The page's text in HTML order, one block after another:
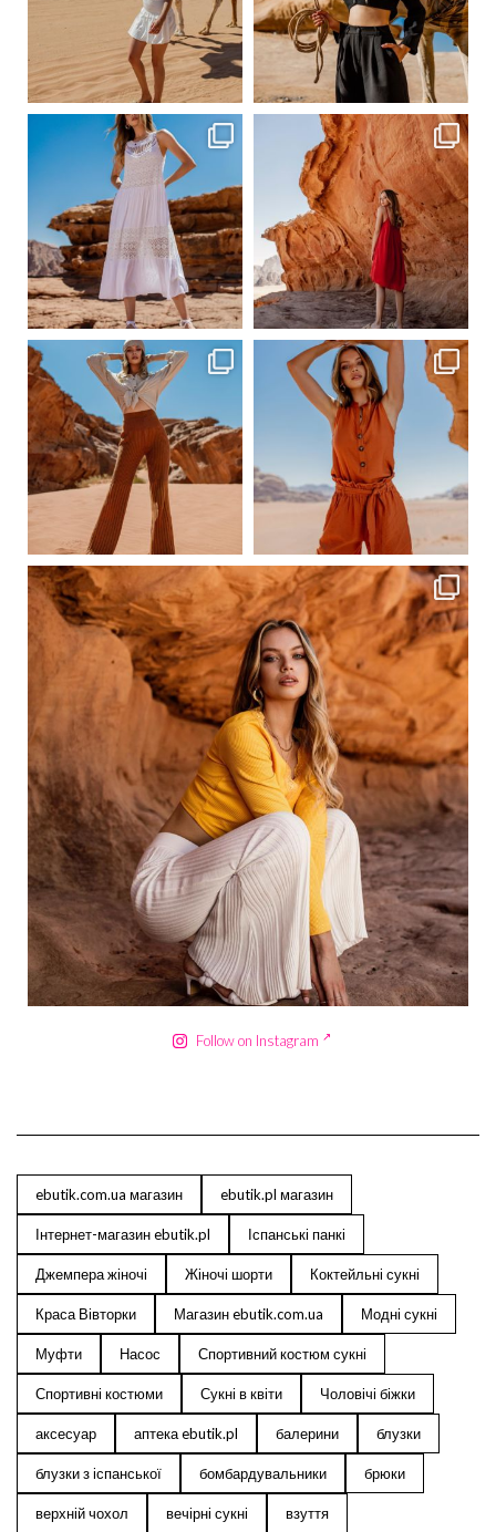
Сер 20 Сер 20
ebutikpl
Сер 19
ebutikpl
Сер 19
ebutikpl
Сер 19
ebutikpl
Сер 18
ebutikpl
Сер 17
Follow on Instagram
ebutik.com.ua магазин ebutik.pl магазин
Інтернет-магазин ebutik.pl Іспанські панкі
Джемпера жіночі Жіночі шорти Коктейльні сукні
Краса Вівторки Магазин ebutik.com.ua Модні сукні
Муфти Насос Спортивний костюм сукні
Спортивні костюми Сукні в квіти Чоловічі біжки
аксесуар аптека ebutik.pl балерини блузки
блузки з іспанської бомбардувальники брюки
верхній чохол вечірні сукні взуття